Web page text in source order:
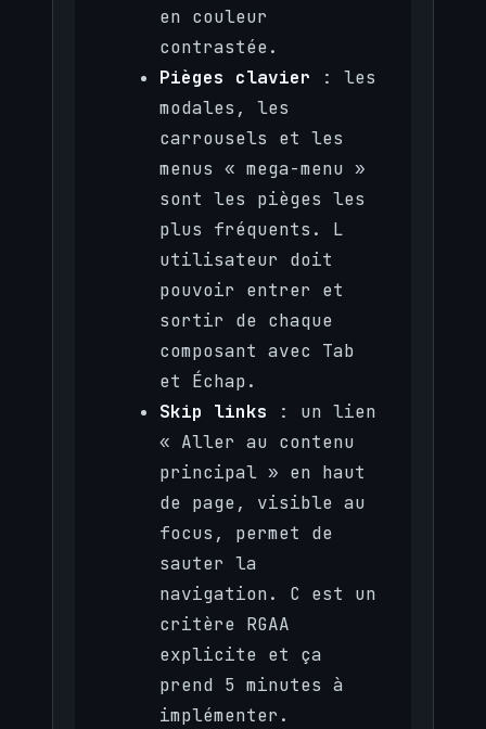
en couleur
contrastée.
Pièges clavier : les
modales, les
carrousels et les
menus « mega-menu »
sont les pièges les
plus fréquents. L
utilisateur doit
pouvoir entrer et
sortir de chaque
composant avec Tab
et Échap.
Skip links : un lien
« Aller au contenu
principal » en haut
de page, visible au
focus, permet de
sauter la
navigation. C est un
critère RGAA
explicite et ça
prend 5 minutes à
implémenter.